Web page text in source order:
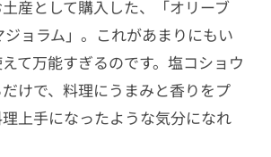
産として購入した、「オリーブ
ジョラム」。これがあまりにもい
て万能すぎるのです。塩コショウ
けで、料理にうまみと香りをプ
上手になったような気分になれ